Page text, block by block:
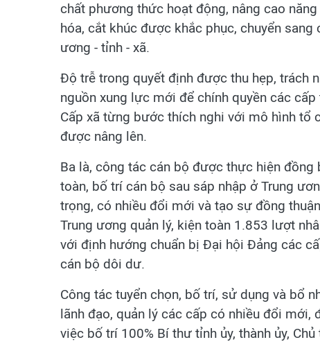
chất phương thức hoạt động, nâng cao
hóa, cắt khúc được khắc phục, chuyển
ương - tỉnh - xã.
Độ trễ trong quyết định được thu hẹp, trách
nguồn xung lực mới để chính quyền các
Cấp xã từng bước thích nghi với mô hình
được nâng lên.
Ba là, công tác cán bộ được thực hiện
toàn, bố trí cán bộ sau sáp nhập ở Trung
trọng, có nhiều đổi mới và tạo sự đồng
Trung ương quản lý, kiện toàn 1.853 lượt
với định hướng chuẩn bị Đại hội Đảng các
cán bộ dôi dư.
Công tác tuyển chọn, bố trí, sử dụng và bổ
lãnh đạo, quản lý các cấp có nhiều đổi mới,
việc bố trí 100% Bí thư tỉnh ủy, thành ủy,